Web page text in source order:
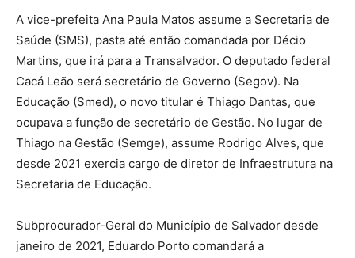
A vice-prefeita Ana Paula Matos assume a Secretaria de
Saúde (SMS), pasta até então comandada por Décio
Martins, que irá para a Transalvador. O deputado federal
Cacá Leão será secretário de Governo (Segov). Na
Educação (Smed), o novo titular é Thiago Dantas, que
ocupava a função de secretário de Gestão. No lugar de
Thiago na Gestão (Semge), assume Rodrigo Alves, que
desde 2021 exercia cargo de diretor de Infraestrutura na
Secretaria de Educação.
Subprocurador-Geral do Município de Salvador desde
janeiro de 2021, Eduardo Porto comandará a